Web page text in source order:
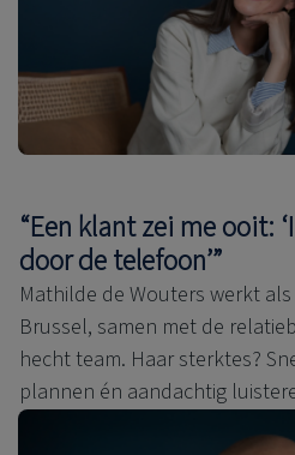
“Een klant zei me ooit:
door de telefoon’”
Mathilde de Wouters werkt
Brussel, samen met de
hecht team. Haar sterktes?
plannen én aandachtig